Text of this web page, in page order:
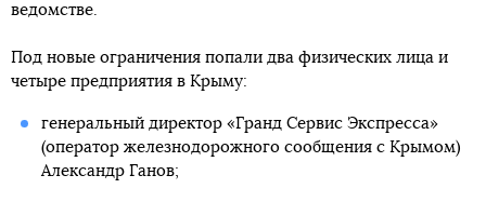
ведомстве.
Под новые ограничения попали два физических лица и
четыре предприятия в Крыму:
генеральный директор «Гранд Сервис Экспресса»
(оператор железнодорожного сообщения с Крымом)
Александр Ганов;